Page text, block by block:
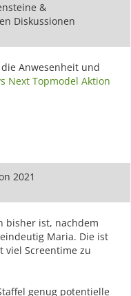
&
Diskussionen
Anwesenheit und
Next Topmodel Aktion
2021
bisher ist, nachdem
Maria. Die ist
viel Screentime zu
genug potentielle